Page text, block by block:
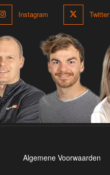
Instagram Twitter
Algemene Voorwaarden